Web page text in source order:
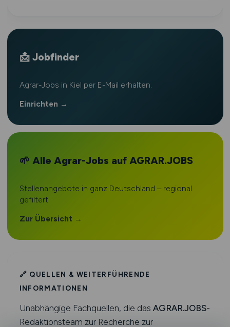
📩 Jobfinder
Agrar-Jobs in Kiel per E-Mail erhalten.
Einrichten →
🌱 Alle Agrar-Jobs auf AGRAR.JOBS
Stellenangebote in ganz Deutschland – regional
gefiltert.
Zur Übersicht →
🔗 QUELLEN & WEITERFÜHRENDE
INFORMATIONEN
Unabhängige Fachquellen, die das AGRAR.JOBS-
Redaktionsteam zur Recherche zur